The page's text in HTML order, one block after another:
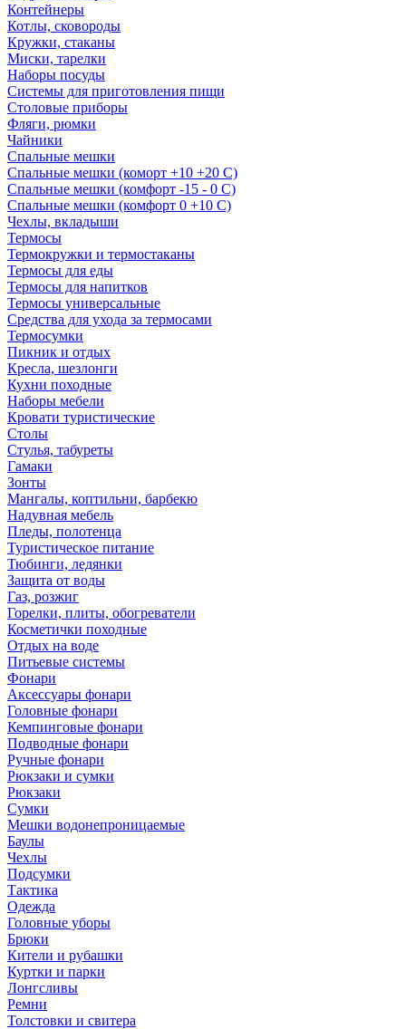
Контейнеры
Котлы, сковороды
Кружки, стаканы
Миски, тарелки
Наборы посуды
Системы для приготовления пищи
Столовые приборы
Фляги, рюмки
Чайники
Спальные мешки
Спальные мешки (коморт +10 +20 С)
Спальные мешки (комфорт -15 - 0 С)
Спальные мешки (комфорт 0 +10 С)
Чехлы, вкладыши
Термосы
Термокружки и термостаканы
Термосы для еды
Термосы для напитков
Термосы универсальные
Средства для ухода за термосами
Термосумки
Пикник и отдых
Кресла, шезлонги
Кухни походные
Наборы мебели
Кровати туристические
Столы
Стулья, табуреты
Гамаки
Зонты
Мангалы, коптильни, барбекю
Надувная мебель
Пледы, полотенца
Туристическое питание
Тюбинги, ледянки
Защита от воды
Газ, розжиг
Горелки, плиты, обогреватели
Косметички походные
Отдых на воде
Питьевые системы
Фонари
Аксессуары фонари
Головные фонари
Кемпинговые фонари
Подводные фонари
Ручные фонари
Рюкзаки и сумки
Рюкзаки
Сумки
Мешки водонепроницаемые
Баулы
Чехлы
Подсумки
Тактика
Одежда
Головные уборы
Брюки
Кители и рубашки
Куртки и парки
Лонгсливы
Ремни
Толстовки и свитера